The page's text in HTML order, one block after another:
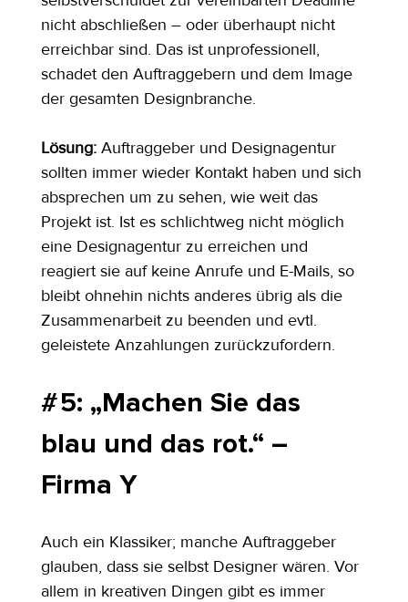
nicht abschließen – oder überhaupt nicht
erreichbar sind. Das ist unprofessionell,
schadet den Auftraggebern und dem Image
der gesamten Designbranche.
Lösung: Auftraggeber und Designagentur
sollten immer wieder Kontakt haben und sich
absprechen um zu sehen, wie weit das
Projekt ist. Ist es schlichtweg nicht möglich
eine Designagentur zu erreichen und
reagiert sie auf keine Anrufe und E-Mails, so
bleibt ohnehin nichts anderes übrig als die
Zusammenarbeit zu beenden und evtl.
geleistete Anzahlungen zurückzufordern.
# 5: „Machen Sie das
blau und das rot.“ –
Firma Y
Auch ein Klassiker; manche Auftraggeber
glauben, dass sie selbst Designer wären. Vor
allem in kreativen Dingen gibt es immer